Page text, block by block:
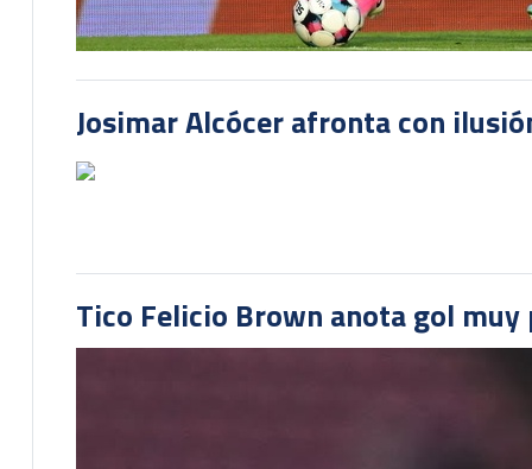
Josimar Alcócer afronta con
Tico Felicio Brown anota gol muy